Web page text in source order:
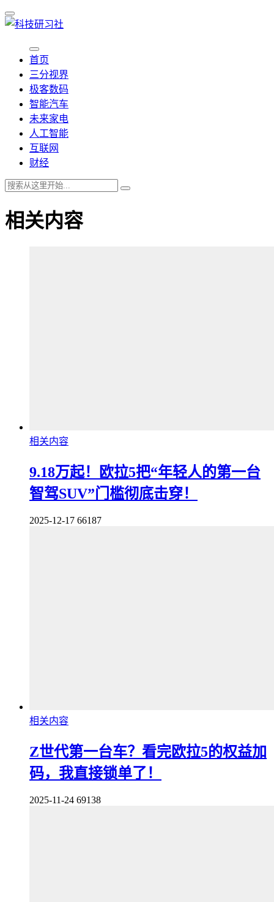
首页
三分视界
极客数码
智能汽车
未来家电
人工智能
互联网
财经
相关内容
相关内容
9.18万起！欧拉5把“年轻人的第一台
智驾SUV”门槛彻底击穿！
2025-12-17 66187
相关内容
Z世代第一台车？看完欧拉5的权益加
码，我直接锁单了！
2025-11-24 69138